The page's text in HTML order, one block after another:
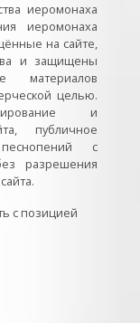
иеромонаха
иеромонаха
на сайте,
и защищены
материалов
целью.
и
публичное
с
разрешения
с позицией